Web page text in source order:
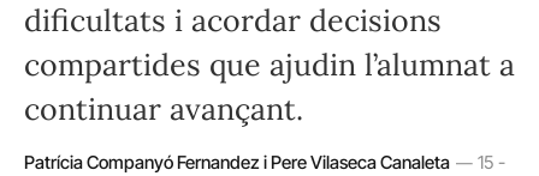
dificultats i acordar decisions
compartides que ajudin l’alumnat a
continuar avançant.
Patrícia Companyó Fernandez i Pere Vilaseca Canaleta
15 -